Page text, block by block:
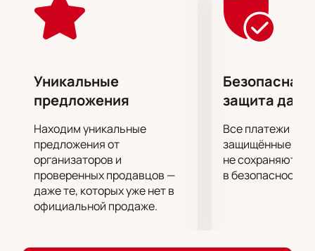
Прекрасная акустика и уютная атмосфера делают
каждое представление незабываемым опытом.
Постановка «Волна» поднимает важные вопросы о
задуматься о природе человеческого поведения и
социальных механизмов. Это история о том, как
легко можно потерять индивидуальность под
давлением группы и насколько важно сохранять
критическое мышление.
Посетите Симоновскую сцену Театра им.
Вахтангова и откройте для себя многогранность
человеческой природы через призму театрального
искусства.
Купить билеты на спектакль «Волна»
Уникальные
предложения
Находим уникальные
предложения от
организаторов и
проверенных продавцов —
даже те, которых уже нет в
официальной продаже.
Безопасная
защита
Все платежи
защищённые
не сохраняются
в безопасности.